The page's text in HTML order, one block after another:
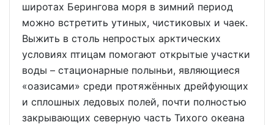
широтах Берингова моря в зимний период
можно встретить утиных, чистиковых и чаек.
Выжить в столь непростых арктических
условиях птицам помогают открытые участки
воды – стационарные полыньи, являющиеся
«оазисами» среди протяжённых дрейфующих
и сплошных ледовых полей, почти полностью
закрывающих северную часть Тихого океана